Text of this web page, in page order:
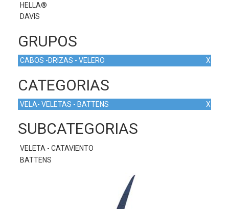
HELLA®
DAVIS
GRUPOS
CABOS -DRIZAS - VELERO X
CATEGORIAS
VELA- VELETAS - BATTENS X
SUBCATEGORIAS
VELETA - CATAVIENTO
BATTENS